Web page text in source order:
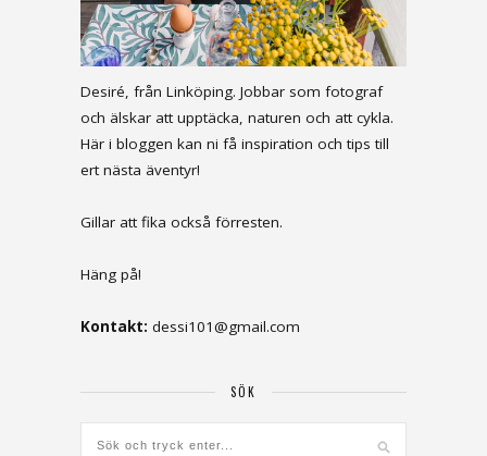
Desiré, från Linköping. Jobbar som fotograf
och älskar att upptäcka, naturen och att cykla.
Här i bloggen kan ni få inspiration och tips till
ert nästa äventyr!
Gillar att fika också förresten.
Häng på!
Kontakt: dessi101@gmail.com
SÖK